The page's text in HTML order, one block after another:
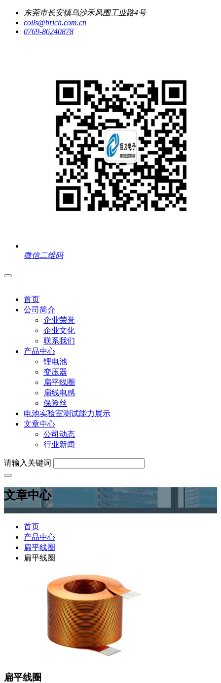
东莞市长安镇乌沙禾风围工业路4号
coils@brich.com.cn
0769-86240878
微信二维码
首页
公司简介
企业荣誉
企业文化
联系我们
产品中心
锂电池
变压器
扁平线圈
扁线电感
保险丝
电池实验室测试能力展示
文章中心
公司动态
行业新闻
请输入关键词
文章中心
首页
产品中心
扁平线圈
扁平线圈
扁平线圈